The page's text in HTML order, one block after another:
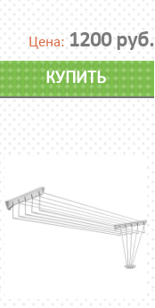
Цена: 1200 руб.
КУПИТЬ